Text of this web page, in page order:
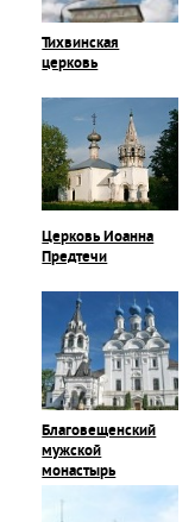
Тихвинская
церковь
Церковь Иоанна
Предтечи
Благовещенский
мужской
монастырь